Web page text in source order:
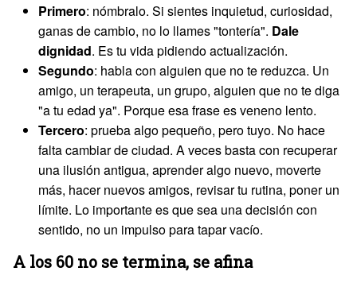
Primero: nómbralo. Si sientes inquietud, curiosidad,
ganas de cambio, no lo llames "tontería". Dale
dignidad. Es tu vida pidiendo actualización.
Segundo: habla con alguien que no te reduzca. Un
amigo, un terapeuta, un grupo, alguien que no te diga
"a tu edad ya". Porque esa frase es veneno lento.
Tercero: prueba algo pequeño, pero tuyo. No hace
falta cambiar de ciudad. A veces basta con recuperar
una ilusión antigua, aprender algo nuevo, moverte
más, hacer nuevos amigos, revisar tu rutina, poner un
límite. Lo importante es que sea una decisión con
sentido, no un impulso para tapar vacío.
A los 60 no se termina, se afina